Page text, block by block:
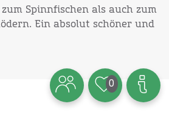
Spinnfischen als auch zum
Ein absolut schöner und
0